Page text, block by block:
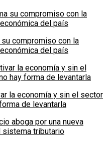
su compromiso con la
del país
la economía y sin el sector
de levantarla